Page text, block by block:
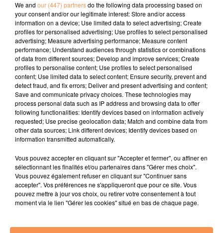
E-mail*
Soumettre le formulaire
We and our (447) partnersdo the following data processing based on
your consent and/or our legitimate interest: Store and/or access
information on a device; Use limited data to select advertising; Create
profiles for personalised advertising; Use profiles to select personalised
advertising; Measure advertising performance; Measure content
performance; Understand audiences through statistics or combinations
of data from different sources; Develop and improve services; Create
profiles to personalise content; Use profiles to select personalised
content; Use limited data to select content; Ensure security, prevent and
detect fraud, and fix errors; Deliver and present advertising and content;
Save and communicate privacy choices. These technologies may
process personal data such as IP address and browsing data to offer
following functionalities: Identify devices based on information actively
requested; Use precise geolocation data; Match and combine data from
other data sources; Link different devices; Identify devices based on
information transmitted automatically.
Vous pouvez accepter en cliquant sur "Accepter et fermer", ou affiner en
sélectionnant les finalités et/ou partenaires dans "Gérer mes choix".
Vous pouvez également refuser en cliquant sur "Continuer sans
accepter". Vos préférences ne s'appliqueront que pour ce site. Vous
pouvez mettre à jour vos choix, ou retirer votre consentement à tout
moment via le lien "Gérer les cookies" situé en bas de chaque page.